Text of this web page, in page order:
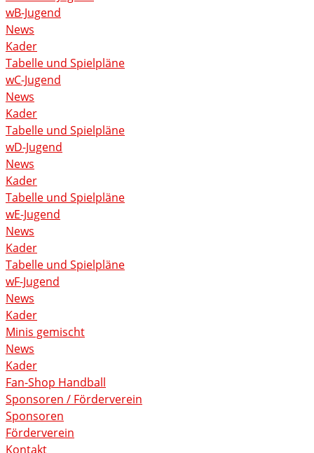
wB-Jugend
News
Kader
Tabelle und Spielpläne
wC-Jugend
News
Kader
Tabelle und Spielpläne
wD-Jugend
News
Kader
Tabelle und Spielpläne
wE-Jugend
News
Kader
Tabelle und Spielpläne
wF-Jugend
News
Kader
Minis gemischt
News
Kader
Fan-Shop Handball
Sponsoren / Förderverein
Sponsoren
Förderverein
Kontakt